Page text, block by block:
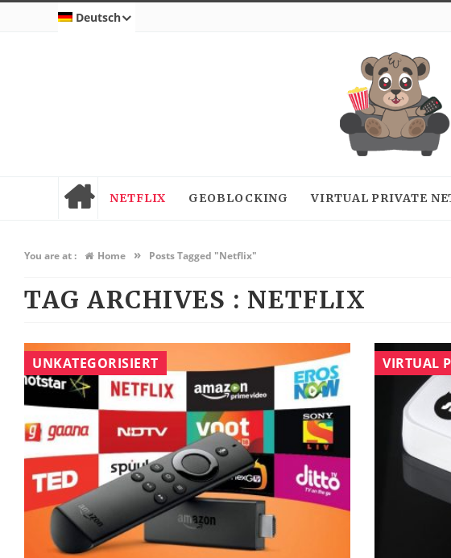
Deutsch
NETFLIX GEOBLOCKING VIRTUAL PRIVATE
You are at : Home » Posts Tagged "Netflix"
TAG ARCHIVES : NETFLIX
UNKATEGORISIERT VIRTUAL